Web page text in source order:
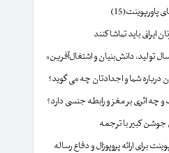
پاورپوینت(15)
شما و اجدادتان چه می گوید؟
و چه اثری بر مغز و رابطه جنسی دارد؟
کبیر با ترجمه
برای ارائه پروپوزال و دفاع رساله